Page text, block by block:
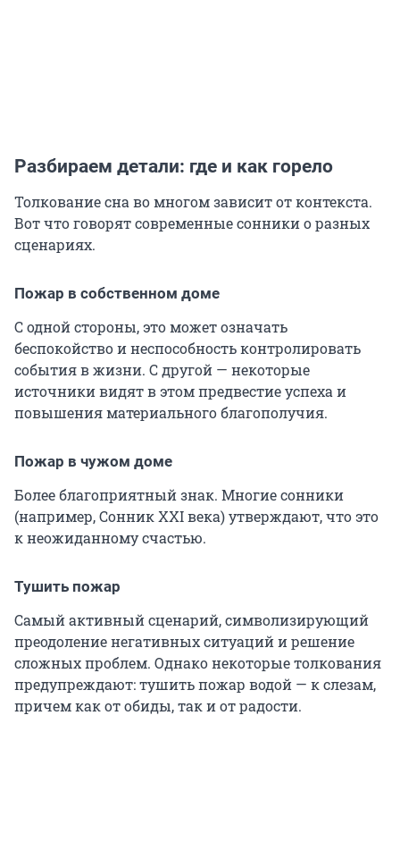
Разбираем детали: где и как горело
Толкование сна во многом зависит от контекста.
Вот что говорят современные сонники о разных
сценариях.
Пожар в собственном доме
С одной стороны, это может означать
беспокойство и неспособность контролировать
события в жизни. С другой — некоторые
источники видят в этом предвестие успеха и
повышения материального благополучия.
Пожар в чужом доме
Более благоприятный знак. Многие сонники
(например, Сонник XXI века) утверждают, что это
к неожиданному счастью.
Тушить пожар
Самый активный сценарий, символизирующий
преодоление негативных ситуаций и решение
сложных проблем. Однако некоторые толкования
предупреждают: тушить пожар водой — к слезам,
причем как от обиды, так и от радости.